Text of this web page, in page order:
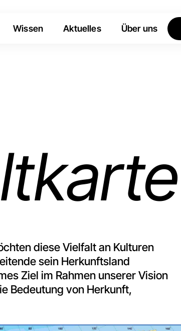
Wissen Aktuelles Über uns
diese Vielfalt an Kulturen
sein Herkunftsland
Ziel im Rahmen unserer Vision
Bedeutung von Herkunft,